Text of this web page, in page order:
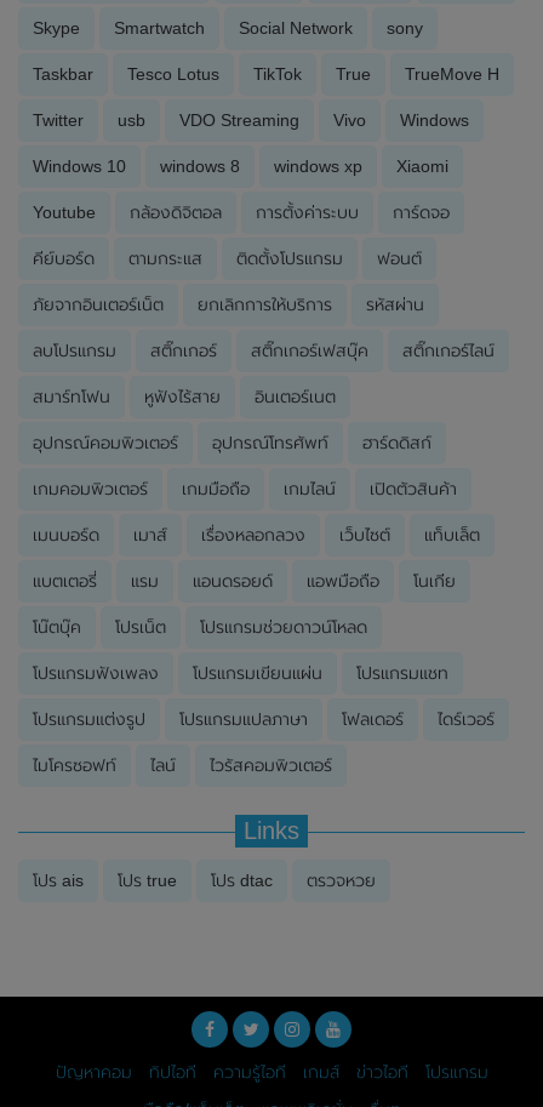
Skype Smartwatch Social Network sony
Taskbar Tesco Lotus TikTok True TrueMove H
Twitter usb VDO Streaming Vivo Windows
Windows 10 windows 8 windows xp Xiaomi
Youtube กล้องดิจิตอล การตั้งค่าระบบ การ์ดจอ
คีย์บอร์ด ตามกระแส ติดตั้งโปรแกรม ฟอนต์
ภัยจากอินเตอร์เน็ต ยกเลิกการให้บริการ รหัสผ่าน
ลบโปรแกรม สติ๊กเกอร์ สติ๊กเกอร์เฟสบุ๊ค สติ๊กเกอร์ไลน์
สมาร์ทโฟน หูฟังไร้สาย อินเตอร์เนต
อุปกรณ์คอมพิวเตอร์ อุปกรณ์โทรศัพท์ ฮาร์ดดิสก์
เกมคอมพิวเตอร์ เกมมือถือ เกมไลน์ เปิดตัวสินค้า
เมนบอร์ด เมาส์ เรื่องหลอกลวง เว็บไซต์ แท็บเล็ต
แบตเตอรี่ แรม แอนดรอยด์ แอพมือถือ โนเกีย
โน๊ตบุ๊ค โปรเน็ต โปรแกรมช่วยดาวน์โหลด
โปรแกรมฟังเพลง โปรแกรมเขียนแผ่น โปรแกรมแชท
โปรแกรมแต่งรูป โปรแกรมแปลภาษา โฟลเดอร์ ไดร์เวอร์
ไมโครซอฟท์ ไลน์ ไวรัสคอมพิวเตอร์
Links
โปร ais โปร true โปร dtac ตรวจหวย
ปัญหาคอม ทิปไอที ความรู้ไอที เกมส์ ข่าวไอที
โปรแกรม